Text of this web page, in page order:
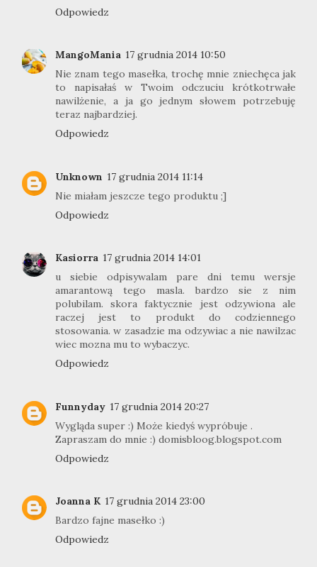
Odpowiedz
MangoMania 17 grudnia 2014 10:50
Nie znam tego masełka, trochę mnie zniechęca jak
to napisałaś w Twoim odczuciu krótkotrwałe
nawilżenie, a ja go jednym słowem potrzebuję
teraz najbardziej.
Odpowiedz
Unknown 17 grudnia 2014 11:14
Nie miałam jeszcze tego produktu ;]
Odpowiedz
Kasiorra 17 grudnia 2014 14:01
u siebie odpisywalam pare dni temu wersje
amarantową tego masla. bardzo sie z nim
polubilam. skora faktycznie jest odzywiona ale
raczej jest to produkt do codziennego
stosowania. w zasadzie ma odzywiac a nie nawilzac
wiec mozna mu to wybaczyc.
Odpowiedz
Funnyday 17 grudnia 2014 20:27
Wygląda super :) Może kiedyś wypróbuje .
Zapraszam do mnie :) domisbloog.blogspot.com
Odpowiedz
Joanna K 17 grudnia 2014 23:00
Bardzo fajne masełko :)
Odpowiedz